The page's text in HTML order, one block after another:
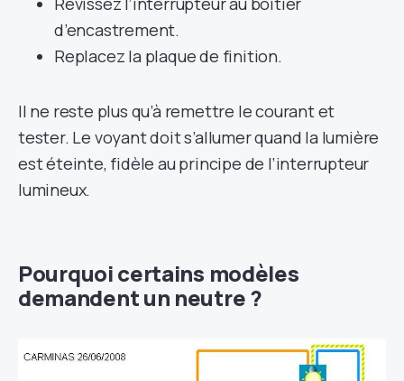
d’encastrement.
Replacez la plaque de finition.
Il ne reste plus qu’à remettre le courant et
tester. Le voyant doit s’allumer quand la lumière
est éteinte, fidèle au principe de l’interrupteur
lumineux.
Pourquoi certains modèles
demandent un neutre ?